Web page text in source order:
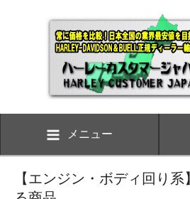
メニュー
【エンジン・ボディ回り